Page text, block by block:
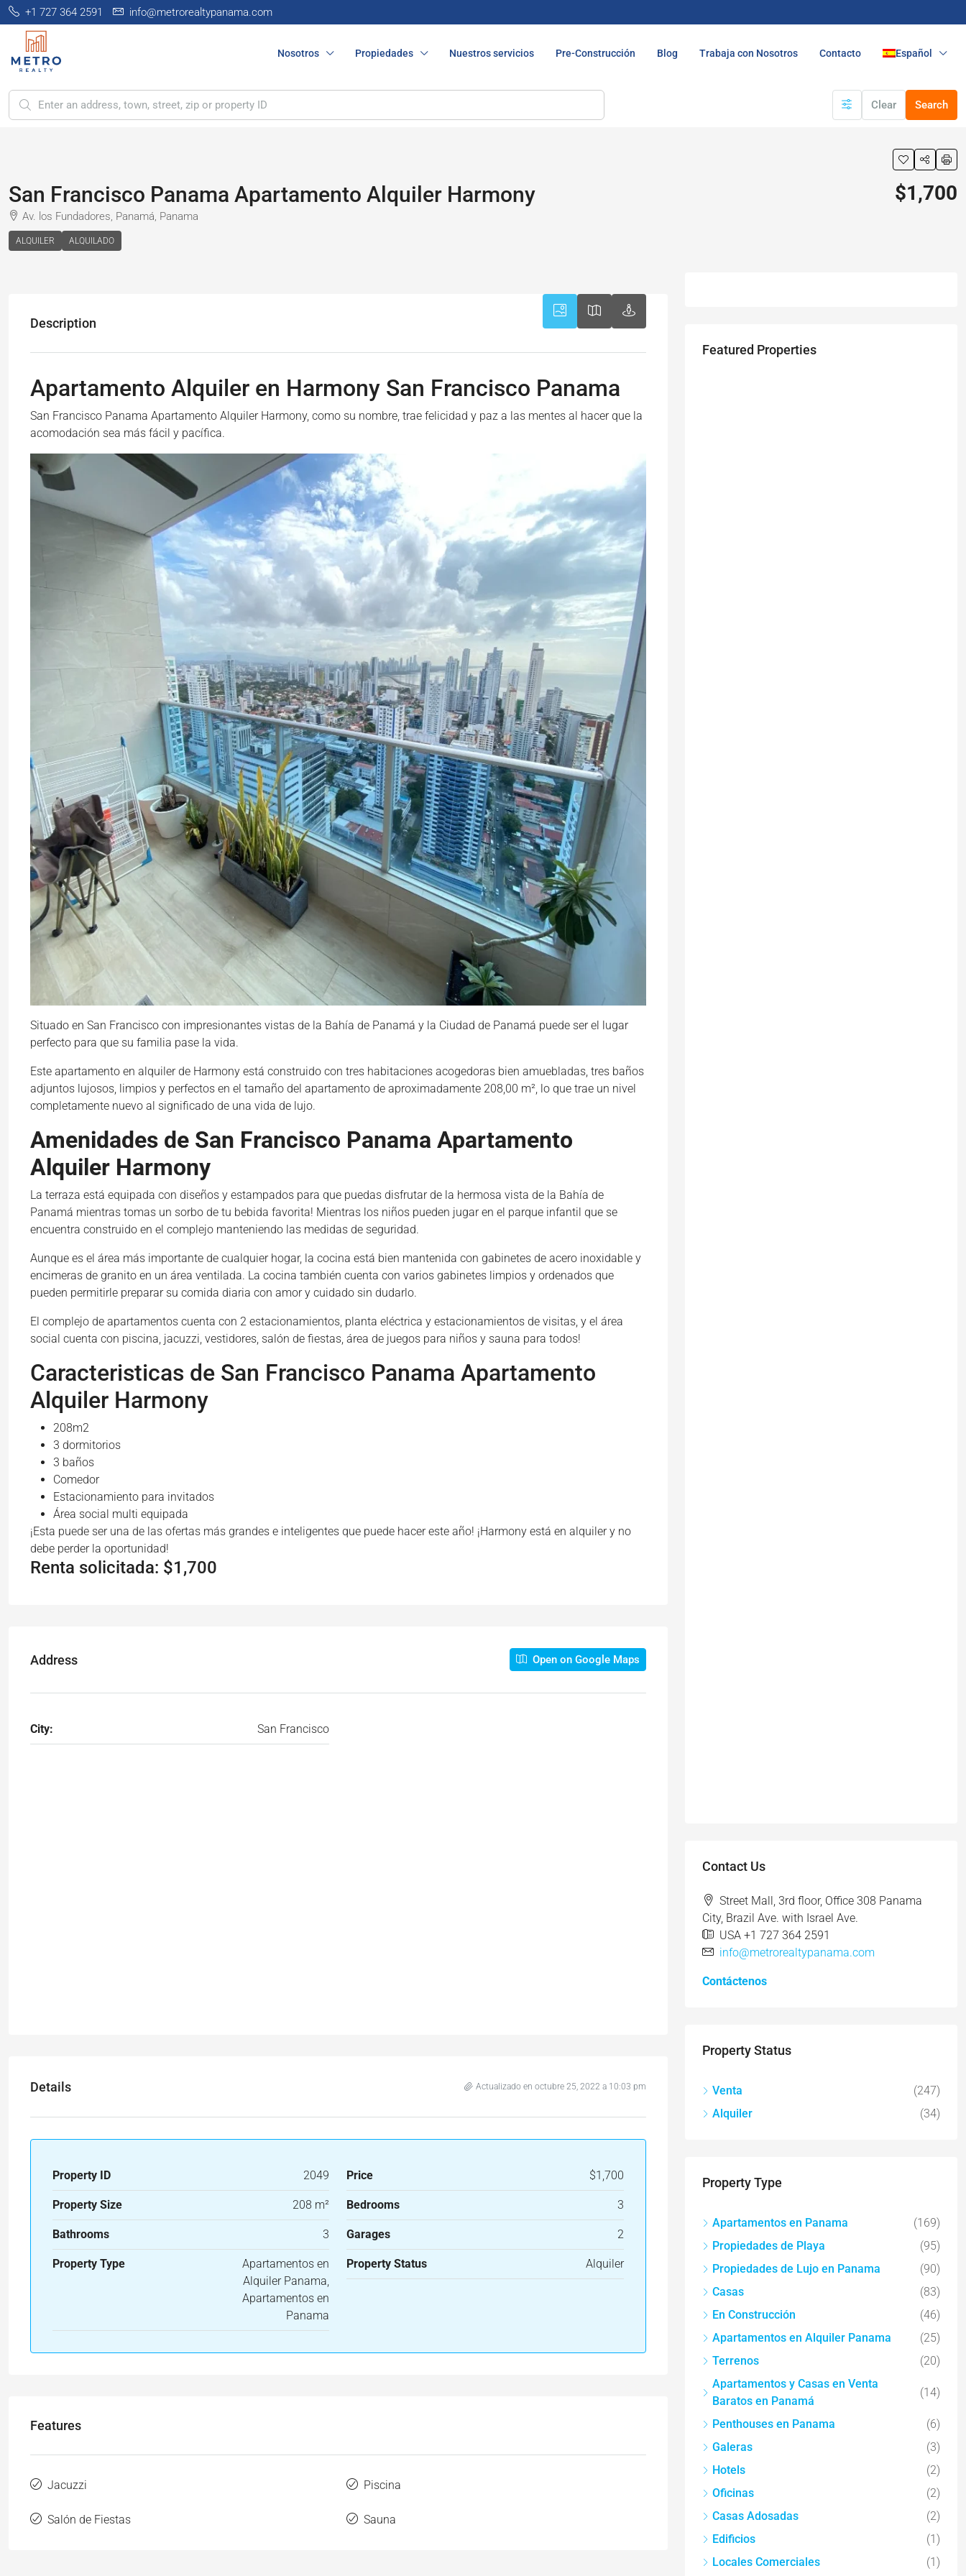
+1 727 364 2591 info@metrorealtypanama.com
Nosotros Propiedades Nuestros servicios Pre-Construcción Blog Trabaja con Nosotros Contacto Español
Clear Search
San Francisco Panama Apartamento Alquiler Harmony
Av. los Fundadores, Panamá, Panama
ALQUILER ALQUILADO
$1,700
Description
Apartamento Alquiler en Harmony San Francisco Panama
San Francisco Panama Apartamento Alquiler Harmony, como su nombre, trae felicidad y paz a las mentes al hacer que la
acomodación sea más fácil y pacífica.
Situado en San Francisco con impresionantes vistas de la Bahía de Panamá y la Ciudad de Panamá puede ser el lugar
perfecto para que su familia pase la vida.
Este apartamento en alquiler de Harmony está construido con tres habitaciones acogedoras bien amuebladas, tres baños
adjuntos lujosos, limpios y perfectos en el tamaño del apartamento de aproximadamente 208,00 m², lo que trae un nivel
completamente nuevo al significado de una vida de lujo.
Amenidades de San Francisco Panama Apartamento
Alquiler Harmony
La terraza está equipada con diseños y estampados para que puedas disfrutar de la hermosa vista de la Bahía de
Panamá mientras tomas un sorbo de tu bebida favorita! Mientras los niños pueden jugar en el parque infantil que se
encuentra construido en el complejo manteniendo las medidas de seguridad.
Aunque es el área más importante de cualquier hogar, la cocina está bien mantenida con gabinetes de acero inoxidable y
encimeras de granito en un área ventilada. La cocina también cuenta con varios gabinetes limpios y ordenados que
pueden permitirle preparar su comida diaria con amor y cuidado sin dudarlo.
El complejo de apartamentos cuenta con 2 estacionamientos, planta eléctrica y estacionamientos de visitas, y el área
social cuenta con piscina, jacuzzi, vestidores, salón de fiestas, área de juegos para niños y sauna para todos!
Caracteristicas de San Francisco Panama Apartamento
Alquiler Harmony
208m2
3 dormitorios
3 baños
Comedor
Estacionamiento para invitados
Área social multi equipada
¡Esta puede ser una de las ofertas más grandes e inteligentes que puede hacer este año! ¡Harmony está en alquiler y no
debe perder la oportunidad!
Renta solicitada: $1,700
Address Open on Google Maps
City: San Francisco
Details Actualizado en octubre 25, 2022 a 10:03 pm
Property ID 2049 Price $1,700
Property Size 208 m² Bedrooms 3
Bathrooms 3 Garages 2
Property Type
Apartamentos en
Alquiler Panama,
Apartamentos en
Panama
Property Status Alquiler
Features
Jacuzzi Piscina
Salón de Fiestas Sauna
Featured Properties
Contact Us
Street Mall, 3rd floor, Office 308 Panama
City, Brazil Ave. with Israel Ave.
USA +1 727 364 2591
info@metrorealtypanama.com
Contáctenos
Property Status
Venta
(247)
Alquiler
(34)
Property Type
Apartamentos en Panama
(169)
Propiedades de Playa
(95)
Propiedades de Lujo en Panama
(90)
Casas
(83)
En Construcción
(46)
Apartamentos en Alquiler Panama
(25)
Terrenos
(20)
Apartamentos y Casas en Venta
Baratos en Panamá
(14)
Penthouses en Panama
(6)
Galeras
(3)
Hotels
(2)
Oficinas
(2)
Casas Adosadas
(2)
Edificios
(1)
Locales Comerciales
(1)